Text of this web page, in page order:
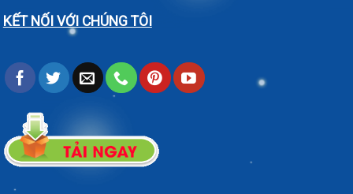
KẾT NỐI VỚI CHÚNG TÔI